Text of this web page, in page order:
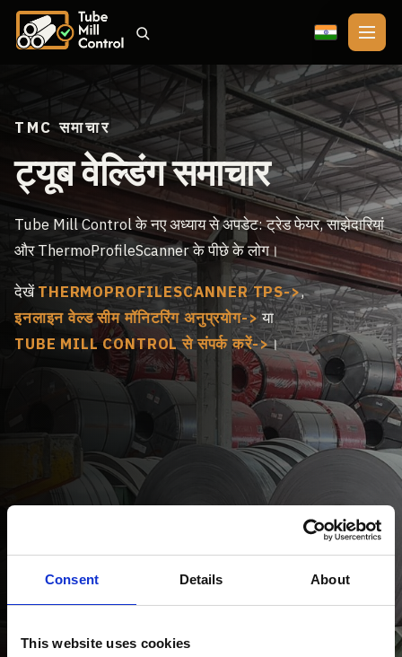
Consent Details About
This website uses cookies
🇮🇳
TMC समाचार
ट्यूब वेल्डिंग समाचार
Tube Mill Control के नए अध्याय से अपडेट: ट्रेड फेयर, साझेदारियां
और ThermoProfileScanner के पीछे के लोग।
देखें THERMOPROFILESCANNER TPS
,
इनलाइन वेल्ड सीम मॉनिटरिंग अनुप्रयोग
या
TUBE MILL CONTROL से संपर्क करें
।